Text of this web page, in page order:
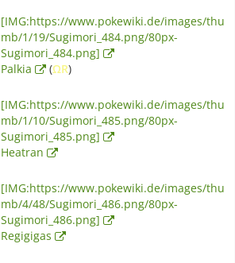
[IMG:https://www.pokewiki.de/images/thu
mb/1/19/Sugimori_484.png/80px-
Sugimori_484.png]
Palkia
(ΩR)
[IMG:https://www.pokewiki.de/images/thu
mb/1/10/Sugimori_485.png/80px-
Sugimori_485.png]
Heatran
[IMG:https://www.pokewiki.de/images/thu
mb/4/48/Sugimori_486.png/80px-
Sugimori_486.png]
Regigigas